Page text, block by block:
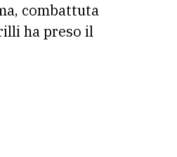
combattuta
ha preso il